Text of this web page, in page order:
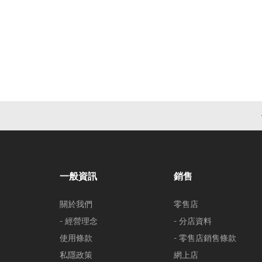
一般資訊
關於我們
- 經營理念
使用條款
私隱政策
銷售
零售店
- 分店資料
- 零售店銷售條款
網上店